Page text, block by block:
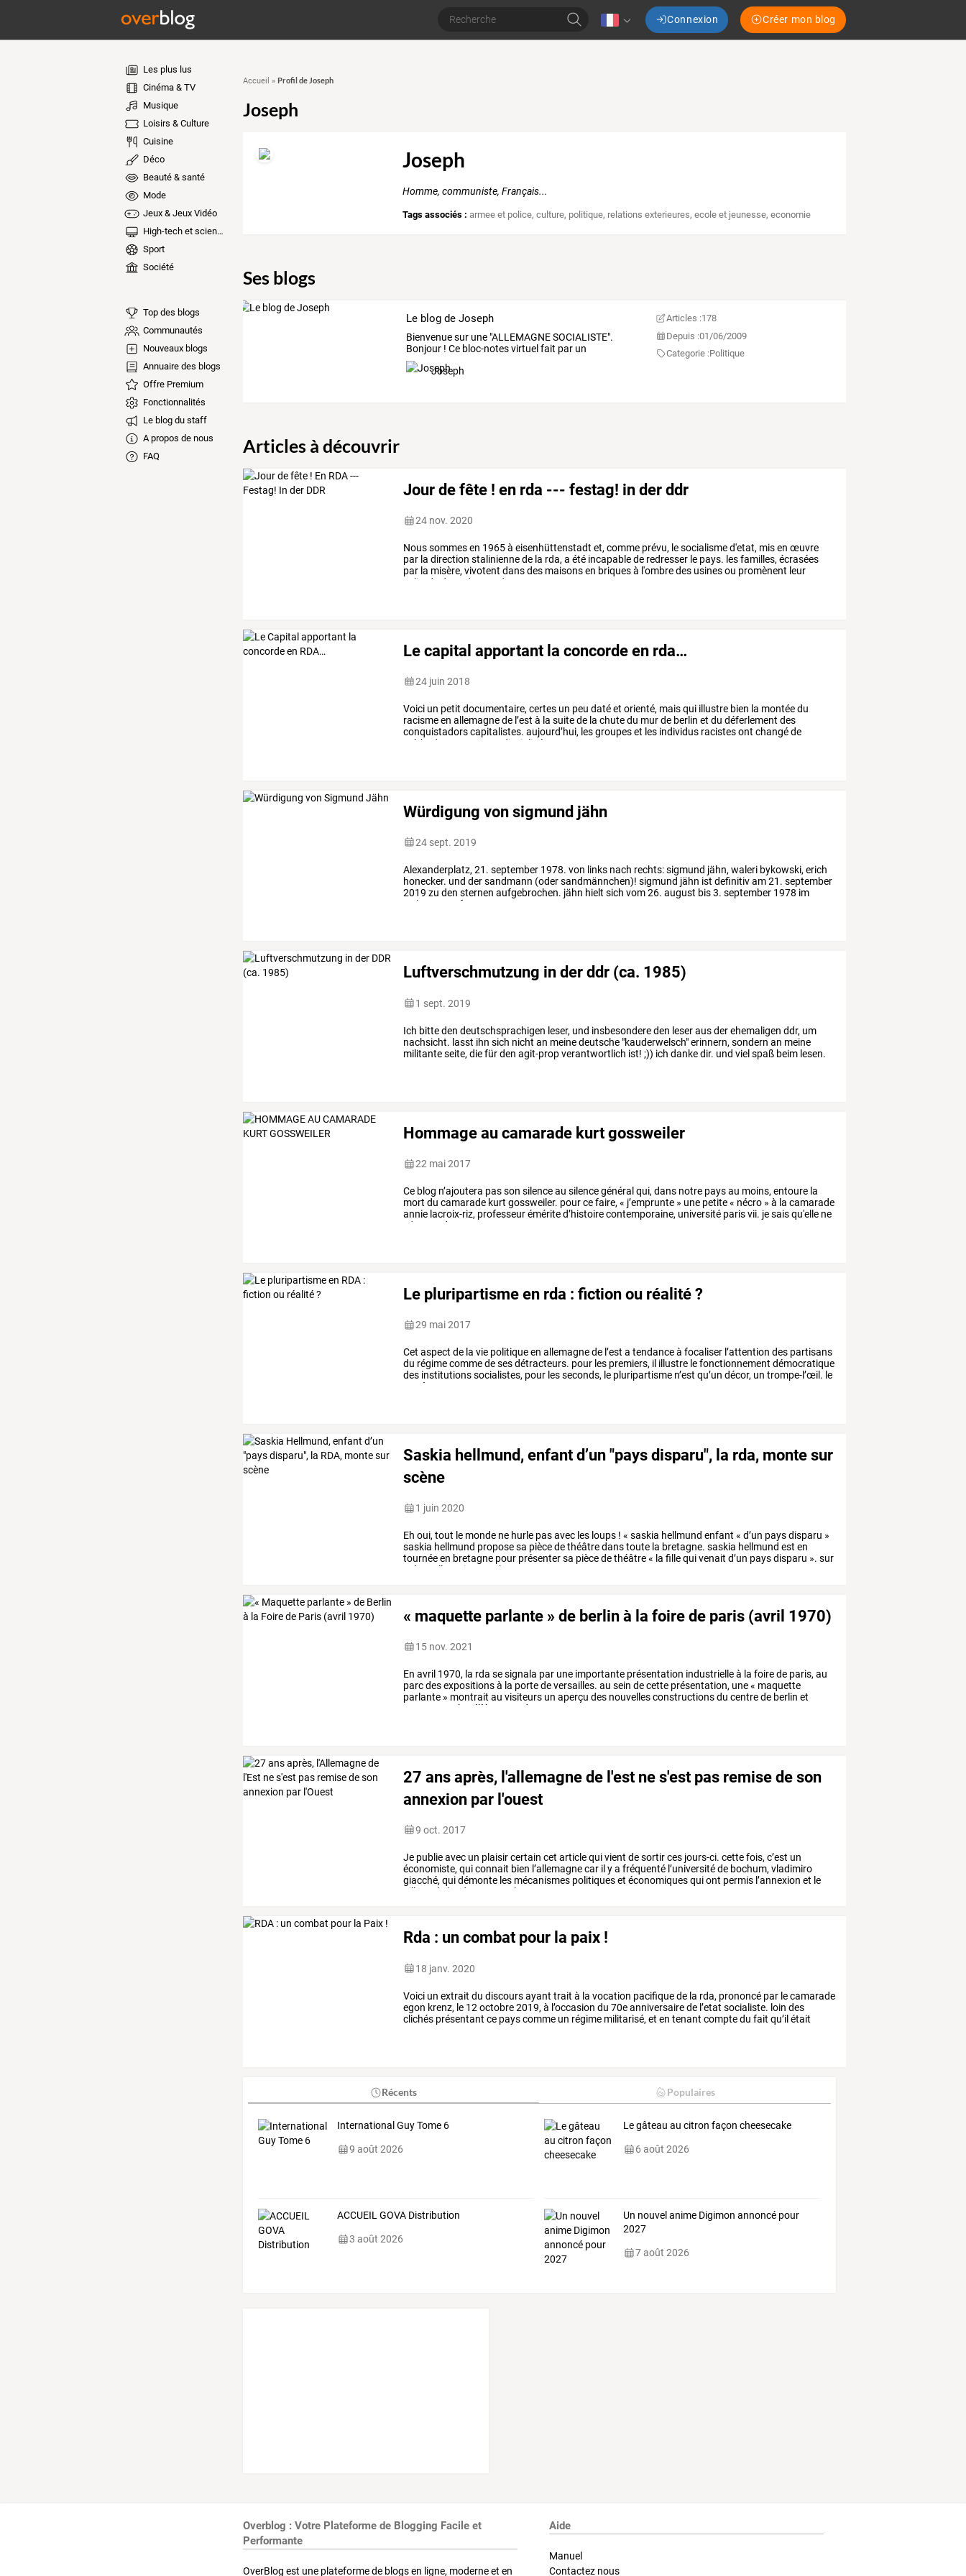
Connexion Créer mon blog
Les plus lus
Cinéma & TV
Musique
Loisirs & Culture
Cuisine
Déco
Beauté & santé
Mode
Jeux & Jeux Vidéo
High-tech et sciences
Sport
Société
Top des blogs
Communautés
Nouveaux blogs
Annuaire des blogs
Offre Premium
Fonctionnalités
Le blog du staff
A propos de nous
FAQ
Accueil » Profil de Joseph
Joseph
Joseph
Homme, communiste, Français...
Tags associés : armee et police,culture, politique, relations exterieures,ecole et jeunesse,economie
Ses blogs
Le blog de Joseph
Bienvenuesurune"ALLEMAGNESOCIALISTE".
Bonjour! Cebloc-notesvirtuel fait parun
Français
Joseph
Articles :178
Depuis :01/06/2009
Categorie :Politique
Articles à découvrir
Jour de fête ! en rda --- festag! in der ddr
24 nov. 2020
Noussommesen 1965à eisenhüttenstadt et, comme prévu, lesocialismed'etat, misen œuvre
par la direction staliniennede la rda, a été incapablede redresser le pays. lesfamilles, écrasées
par la misère, vivotent dansdes maisonsen briquesà l'ombredes usinesou promènent leur
solitude
dans de grandes
Le capital apportant la concorde en rda…
24 juin 2018
Voici un petit documentaire, certes un peu datéet orienté, maisqui illustre bien la montéedu
racismeen allemagnede l’est à la suitede la chutedu murde berlin et du déferlement des
conquistadorscapitalistes. aujourd’hui, lesgroupeset les individus racistesont changéde
méthodes
disciplinés
Würdigung von sigmund jähn
24 sept. 2019
Alexanderplatz, 21. september 1978. von links nach rechts:sigmund jähn, waleri bykowski, erich
honecker. und dersandmann (odersandmännchen)! sigmund jähn ist definitivam21. september
2019 zu den sternen aufgebrochen. jähn hielt sich vom26. august bis3. september 1978 im
weltraum
auf.
Luftverschmutzung in der ddr (ca. 1985)
1 sept. 2019
Ich bitteden deutschsprachigen leser, und insbesondereden leserausderehemaligen ddr, um
nachsicht. lasst ihn sich nicht an meinedeutsche "kauderwelsch"erinnern, sondern an meine
militanteseite, diefürden agit-propverantwortlich ist! ;)) ich dankedir. und viel spaß beim lesen.
Hommage au camarade kurt gossweiler
22 mai 2017
Ce blog n’ajoutera passon silenceau silencegénéral qui,dans notre paysau moins,entoure la
mort du camarade kurt gossweiler. pourcefaire,« j’emprunte » une petite« nécro » à la camarade
annie lacroix-riz, professeurémérited’histoirecontemporaine, université parisvii. jesaisqu'elle ne
m'en
voudra
Le pluripartisme en rda : fiction ou réalité ?
29 mai 2017
Cet aspect de la vie politiqueen allemagnede l’est a tendanceà focaliser l’attention des partisans
du régimecommedesesdétracteurs. pour les premiers, il illustre lefonctionnement démocratique
des institutionssocialistes, pour lesseconds, le pluripartisme n’est qu’un décor, un trompe-l’œil. le
système
Saskia hellmund, enfant d’un "pays disparu", la rda, monte sur
scène
1 juin 2020
Eh oui, tout le monde ne hurle pasavec les loups ! « saskia hellmund enfant « d’un paysdisparu »
saskia hellmund proposesa piècedethéâtredanstoute la bretagne. saskia hellmund est en
tournéeen bretagne pour présentersa piècedethéâtre« la fillequivenait d’un paysdisparu ». sur
scène,
elle revient la
« maquette parlante » de berlin à la foire de paris (avril 1970)
15 nov. 2021
En avril 1970, la rda sesignala par une importante présentation industrielleà la foirede paris, au
parcdesexpositionsà la portedeversailles. au sein decette présentation, une« maquette
parlante » montrait au visiteurs un aperçu des nouvellesconstructionsdu centrede berlin et
la célèbre de
27 ans après, l'allemagne de l'est ne s'est pas remise de son
annexion par l'ouest
9 oct. 2017
Je publieavec un plaisircertain cet articlequivient desortirces jours-ci. cettefois, c’est un
économiste, quiconnait bien l’allemagnecar il ya fréquenté l’universitéde bochum, vladimiro
giacché, quidémonte les mécanismes politiqueset économiquesquiont permis l’annexion et le
pillage
de la rda les
Rda : un combat pour la paix !
18 janv. 2020
Voici un extrait du discoursayant trait à la vocation pacifiquede la rda, prononcé par lecamarade
egon krenz, le 12 octobre2019, à l’occasion du 70eanniversairede l’etat socialiste. loin des
clichés présentant ce payscomme un régime militarisé, et en tenant comptedu fait qu’ilétait
Récents Populaires
International Guy Tome 6
9 août 2026
Le gâteau au citron façon cheesecake
6 août 2026
ACCUEIL GOVA Distribution
3 août 2026
Un nouvel anime Digimon annoncé pour
2027
7 août 2026
Overblog : Votre Plateforme de Blogging Facile et
Performante
OverBlog est une plateforme de blogs en ligne, moderne et en
Aide
Manuel
Contactez nous